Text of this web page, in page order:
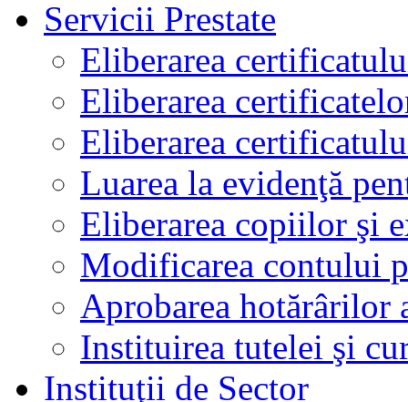
Servicii Prestate
Eliberarea
Eliberarea
Eliberarea
Luarea la evidenţă
Eliberarea copiilor şi
Modificarea contului
Aprobarea hotărârilor
Instituirea tutelei şi
Instituţii de Sector